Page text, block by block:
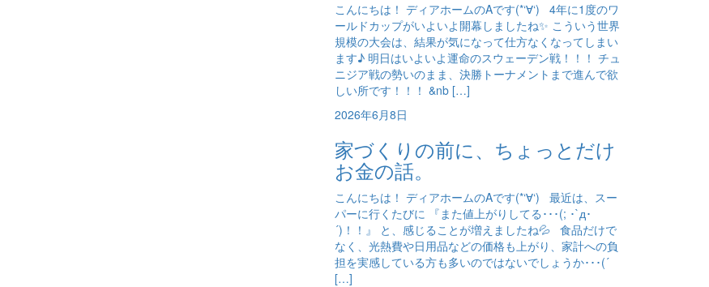
こんにちは！ ディアホームのAです(*‘∀‘) 4年に1度のワ
ールドカップがいよいよ開幕しましたね✨ こういう世界
規模の大会は、結果が気になって仕方なくなってしまい
ます♪ 明日はいよいよ運命のスウェーデン戦！！！ チュ
ニジア戦の勢いのまま、決勝トーナメントまで進んで欲
しい所です！！！ &nb […]
2026年6月8日
家づくりの前に、ちょっとだけ
お金の話。
こんにちは！ ディアホームのAです(*‘∀‘) 最近は、スー
パーに行くたびに 『また値上がりしてる･･･(; ･`д･
´)！！』 と、感じることが増えましたね💦 食品だけで
なく、光熱費や日用品などの価格も上がり、家計への負
担を実感している方も多いのではないでしょうか･･･(´
[…]